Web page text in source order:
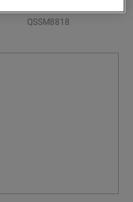
LAMINADOS
SMART
QSSM8818